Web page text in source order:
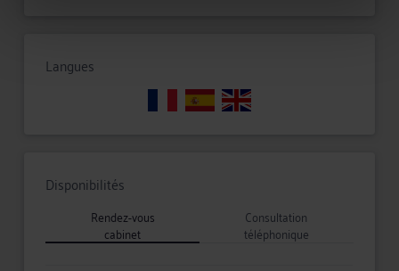
Langues
Disponibilités
Rendez-vous
cabinet
Consultation
téléphonique